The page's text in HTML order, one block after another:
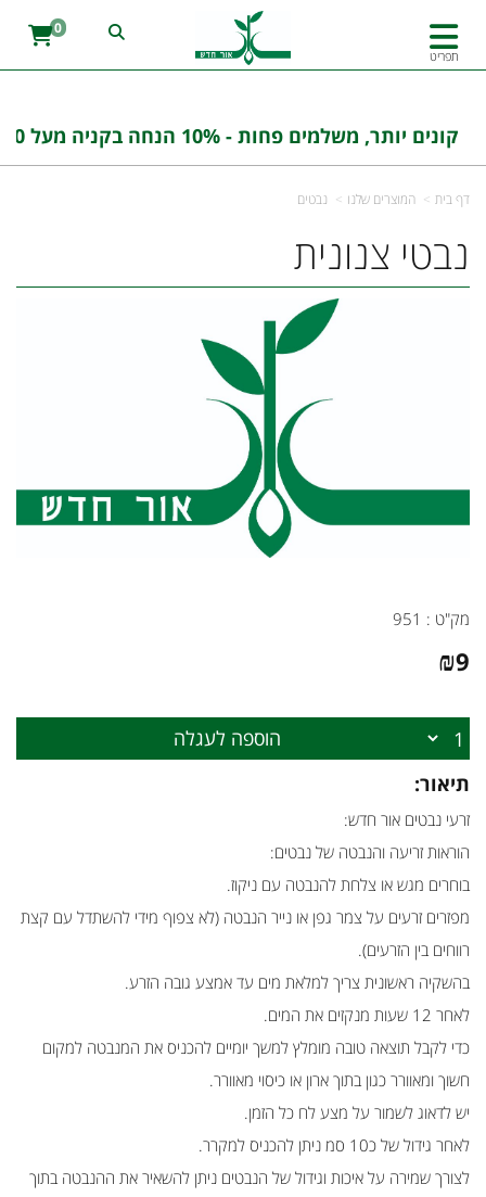
תפריט
0
קונים יותר, משלמים פחות - 10% הנחה בקניה מעל 100 ש''ח בהזנת הקוד : אורחדש10
דף בית המוצרים שלנו נבטים
נבטי צנונית
מק"ט : 951
₪9
הוספה לעגלה
תיאור:
זרעי נבטים אור חדש:
הוראות זריעה והנבטה של נבטים:
בוחרים מגש או צלחת להנבטה עם ניקוז.
מפזרים זרעים על צמר גפן או נייר הנבטה (לא צפוף מידי להשתדל עם קצת
רווחים בין הזרעים).
בהשקיה ראשונית צריך למלאת מים עד אמצע גובה הזרע.
לאחר 12 שעות מנקזים את המים.
כדי לקבל תוצאה טובה מומלץ למשך יומיים להכניס את המנבטה למקום
חשוך ומאוורר כגון בתוך ארון או כיסוי מאוורר.
יש לדאוג לשמור על מצע לח כל הזמן.
לאחר גידול של כ10 סמ ניתן להכניס למקרר.
לצורך שמירה על איכות וגידול של הנבטים ניתן להשאיר את ההנבטה בתוך